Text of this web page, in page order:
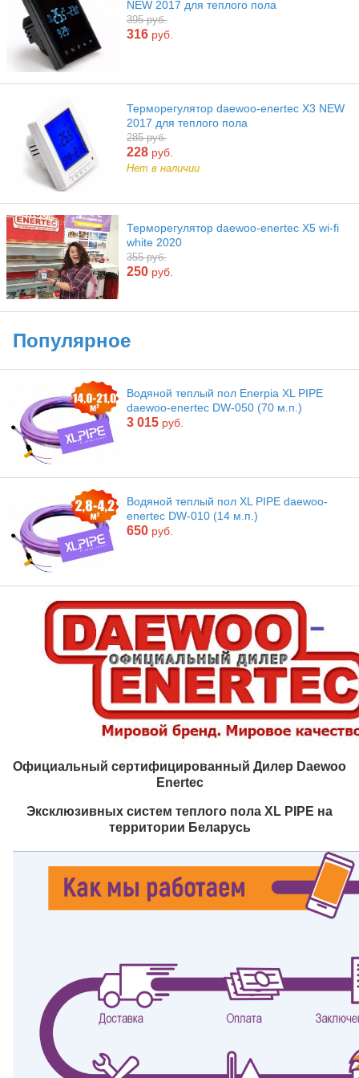
NEW 2017 для теплого пола
395 руб.
316 руб.
Терморегулятор daewoo-enertec X3 NEW
2017 для теплого пола
285 руб.
228 руб.
Нет в наличии
Терморегулятор daewoo-enertec X5 wi-fi
white 2020
355 руб.
250 руб.
Популярное
Водяной теплый пол Enerpia XL PIPE
daewoo-enertec DW-050 (70 м.п.)
3 015 руб.
Водяной теплый пол XL PIPE daewoo-
enertec DW-010 (14 м.п.)
650 руб.
Официальный сертифицированный Дилер Daewoo
Enertec
Эксклюзивных систем теплого пола XL PIPE на
территории Беларусь